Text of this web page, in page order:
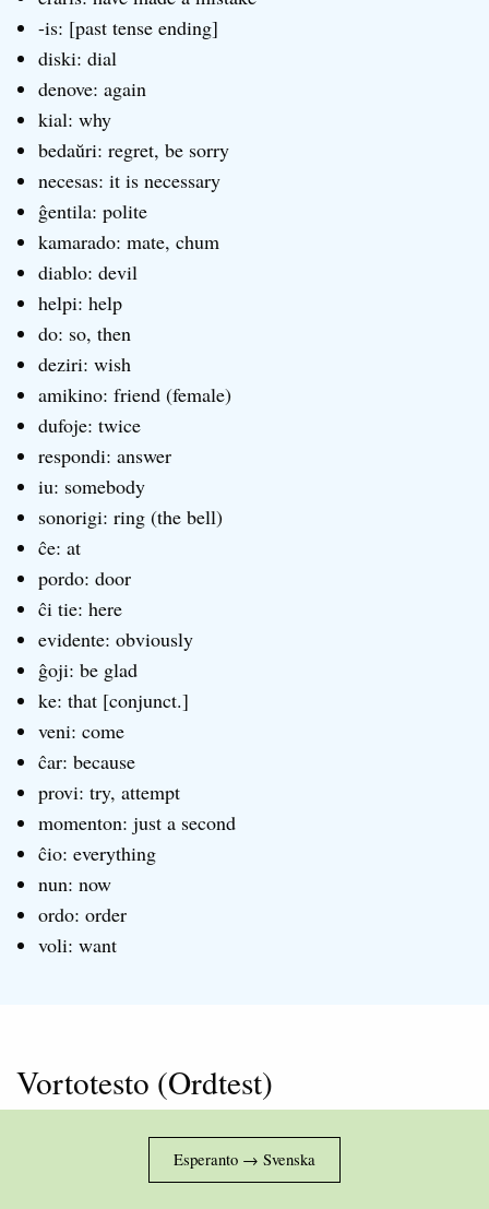
-is: [past tense ending]
diski: dial
denove: again
kial: why
bedaŭri: regret, be sorry
necesas: it is necessary
ĝentila: polite
kamarado: mate, chum
diablo: devil
helpi: help
do: so, then
deziri: wish
amikino: friend (female)
dufoje: twice
respondi: answer
iu: somebody
sonorigi: ring (the bell)
ĉe: at
pordo: door
ĉi tie: here
evidente: obviously
ĝoji: be glad
ke: that [conjunct.]
veni: come
ĉar: because
provi: try, attempt
momenton: just a second
ĉio: everything
nun: now
ordo: order
voli: want
Vortotesto (Ordtest)